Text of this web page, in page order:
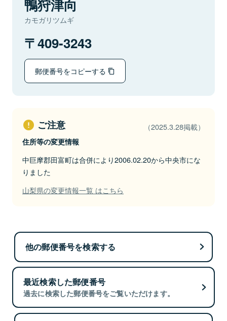
鴨狩津向
カモガリツムギ
409-3243
郵便番号をコピーする
ご注意 （2025.3.28掲載）
住所等の変更情報
中巨摩郡田富町は合併により2006.02.20から中央市にな
りました
山梨県の変更情報一覧 はこちら
他の郵便番号を検索する
最近検索した郵便番号
過去に検索した郵便番号をご覧いただけます。